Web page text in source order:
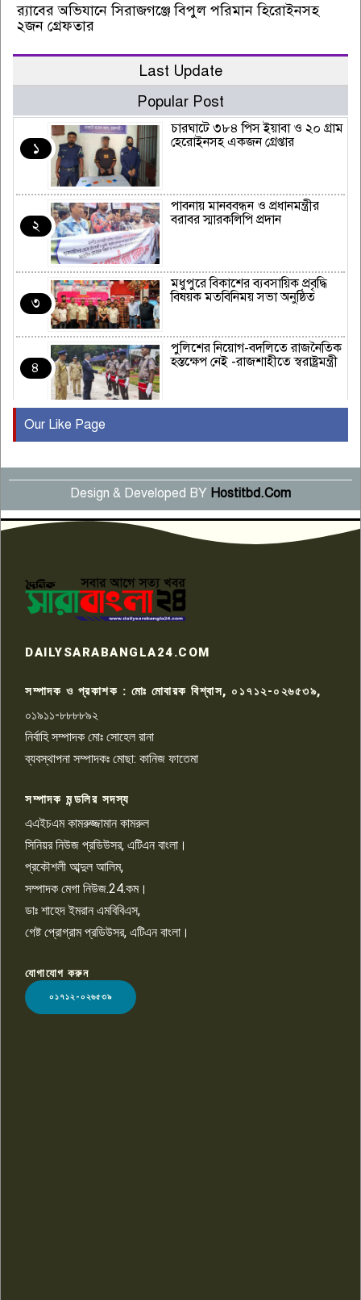
র‌্যাবের অভিযানে সিরাজগঞ্জে বিপুল পরিমান হিরোইনসহ
২জন গ্রেফতার
Last Update
Popular Post
১
চারঘাটে ৩৮৪ পিস ইয়াবা ও ২০ গ্রাম
হেরোইনসহ একজন গ্রেপ্তার
২
পাবনায় মানববন্ধন ও প্রধানমন্ত্রীর
বরাবর স্মারকলিপি প্রদান
৩
মধুপুরে বিকাশের ব্যবসায়িক প্রবৃদ্ধি
বিষয়ক মতবিনিময় সভা অনুষ্ঠিত
৪
পুলিশের নিয়োগ-বদলিতে রাজনৈতিক
হস্তক্ষেপ নেই -রাজশাহীতে স্বরাষ্ট্রমন্ত্রী
৫
বছর পূর্তি উদযাপন
৬
সংবাদ সম্মেলনে অভিযোগ অস্বীকার
উদ্দেশ্য প্রণোদিত সংবাদ প্রকাশের
প্রতিবাদ নাজির হাসানের
৭
কেটে ঘরে ঢুকে স্কুল শিক্ষিকাকে হত্যা
টয়লেটের ট্যাংকি থেকে লাশ উদ্ধার
রাজশাহীতে সন্ত্রাসী হামলায় গুরুতর
চাঁদাবাজি ও হয়রানির অভিযোগ
১০
Our Like Page
Design & Developed BY Hostitbd.Com
LOGO
DAILYSARABANGLA24.COM
সম্পাদক ও প্রকাশক : মোঃ মোবারক বিশ্বাস, ০১৭১২-০২৬৫৩৯,
০১৯১১-৮৮৮৮৯২
নির্বাহি সম্পাদক মোঃ সোহেল রানা
ব্যবস্থাপনা সম্পাদকঃ মোছা: কানিজ ফাতেমা
সম্পাদক মন্ডলির সদস্য
এএইচএম কামরুজ্জামান কামরুল
সিনিয়র নিউজ প্রডিউসর, এটিএন বাংলা।
প্রকৌশলী আব্দুল আলিম,
সম্পাদক মেগা নিউজ.24.কম।
ডাঃ শাহেদ ইমরান এমবিবিএস,
গেষ্ট প্রোগ্রাম প্রডিউসর, এটিএন বাংলা।
যোগাযোগ করুন
০১৭১২-০২৬৫৩৯